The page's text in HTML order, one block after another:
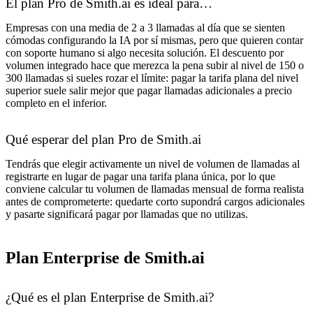
El plan Pro de Smith.ai es ideal para…
Empresas con una media de 2 a 3 llamadas al día que se sienten
cómodas configurando la IA por sí mismas, pero que quieren contar
con soporte humano si algo necesita solución. El descuento por
volumen integrado hace que merezca la pena subir al nivel de 150 o
300 llamadas si sueles rozar el límite: pagar la tarifa plana del nivel
superior suele salir mejor que pagar llamadas adicionales a precio
completo en el inferior.
Qué esperar del plan Pro de Smith.ai
Tendrás que elegir activamente un nivel de volumen de llamadas al
registrarte en lugar de pagar una tarifa plana única, por lo que
conviene calcular tu volumen de llamadas mensual de forma realista
antes de comprometerte: quedarte corto supondrá cargos adicionales
y pasarte significará pagar por llamadas que no utilizas.
Plan Enterprise de Smith.ai
¿Qué es el plan Enterprise de Smith.ai?